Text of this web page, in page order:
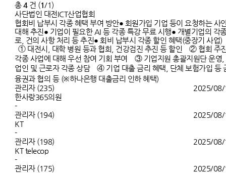
총4건 (1/1)
사단법인 대전ICT산업협회
협회비 납부시 각종 혜택 부여 방안● 회원가입 기업 등이 요청하는 사
대해 추진● 기업이 필요한 AI 등 각종 특강 무료 시행● 개별기업의 각
로, 건의 사항 처리 등 추진● 회비 납부시 각종 할인 혜택(중장기 사업)
① 대전시, 대학 병원 등과 협희, 건강검진 추진 등 할인 ② 협회 주
각종 사업에 대해 우선 참여 기회 부여 ③ 기업지원 총괄지원단 운영,
업인 및 근로자 각종 상담 ④ 기업 대출 금리 혜택, 단체 보험가입 등
융권과 협의 등 (※하나은행 대출금리 인하 혜택)
관리자 (235)
2025/08/
한사랑365의원
-
관리자 (194)
2025/08/
KT
-
관리자 (198)
2025/08/
KT telecop
-
관리자 (175) 2025/08/